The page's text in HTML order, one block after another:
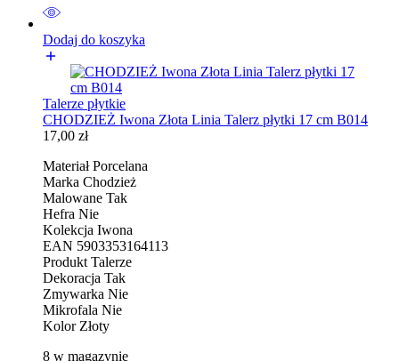
Dodaj do koszyka
Talerze płytkie
CHODZIEŻ Iwona Złota Linia Talerz płytki 17 cm B014
17,00 zł
Materiał Porcelana
Marka Chodzież
Malowane Tak
Hefra Nie
Kolekcja Iwona
EAN 5903353164113
Produkt Talerze
Dekoracja Tak
Zmywarka Nie
Mikrofala Nie
Kolor Złoty
8 w magazynie